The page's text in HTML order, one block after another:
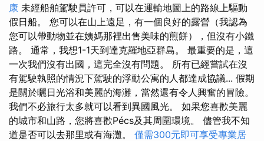
康 未經船舶駕駛員許可，可以在運輸地圖上的路線上驅動
假日船。 您可以在山上遠足，有一個良好的露營（我認為
您可以帶動物並在姨媽那裡出售美味的煎餅），但沒有小鐵
路。 通常，我想1-1天到達克羅地亞群島。 最重要的是，這
一次我們沒有出國，這完全沒有問題。 所有已經嘗試在沒
有駕駛執照的情況下駕駛的浮動公寓的人都達成協議... 假期
是關於曬日光浴和美麗的海灘，當然還有令人興奮的冒險。
我們不必旅行太多就可以看到異國風光。 如果您喜歡美麗
的城市和山路，您將喜歡Pécs及其周圍環境。 儘管我不知
道是否可以去那里或有海灘。 僅需300元即可享受專業居